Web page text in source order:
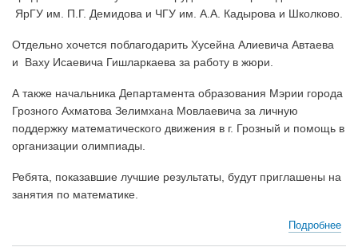
ЯрГУ им. П.Г. Демидова и ЧГУ им. А.А. Кадырова и Школково.
Отдельно хочется поблагодарить Хусейна Алиевича Автаева
и Ваху Исаевича Гишларкаева за работу в жюри.
А также начальника Департамента образования Мэрии города
Грозного Ахматова Зелимхана Мовлаевича за личную
поддержку математического движения в г. Грозный и помощь в
организации олимпиады.
Ребята, показавшие лучшие результаты, будут приглашены на
занятия по математике.
Подробнеео